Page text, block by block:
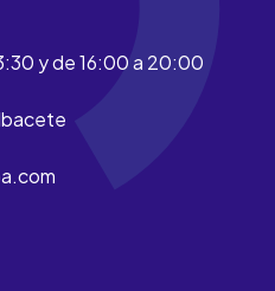
y de 16:00 a 20:00